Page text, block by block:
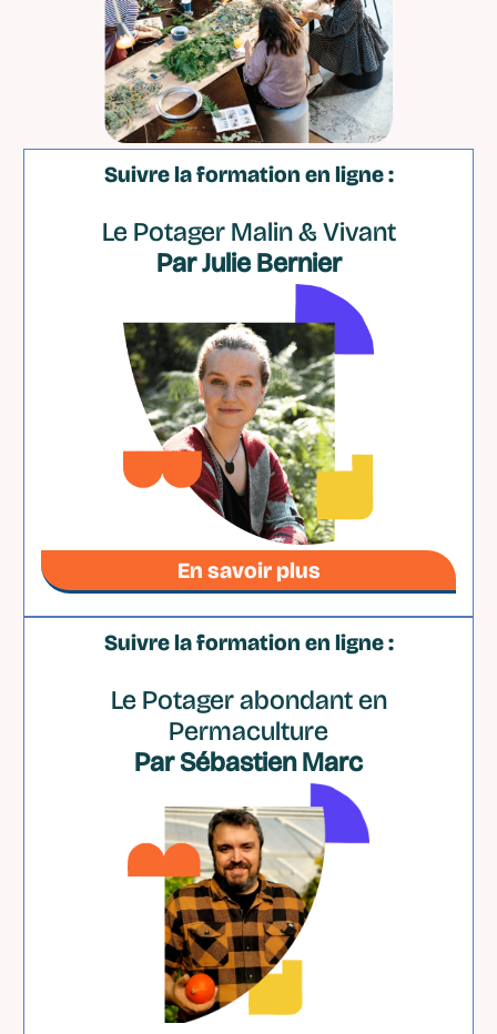
Suivre la formation en ligne :
Le Potager Malin & Vivant
Par Julie Bernier
En savoir plus
Suivre la formation en ligne :
Le Potager abondant en
Permaculture
Par Sébastien Marc